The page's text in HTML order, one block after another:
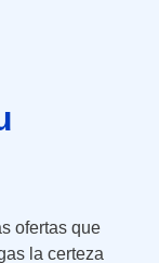
ofertas que
la certeza